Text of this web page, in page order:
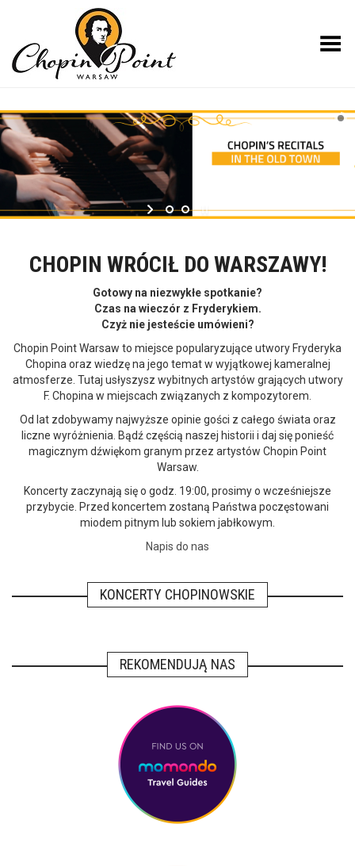
Toggle Menu
CHOPIN WRÓCIŁ DO WARSZAWY!
Gotowy na niezwykłe spotkanie?
Czas na wieczór z Fryderykiem.
Czyż nie jesteście umówieni?
Chopin Point Warsaw to miejsce popularyzujące utwory Fryderyka
Chopina oraz wiedzę na jego temat w wyjątkowej kameralnej
atmosferze. Tutaj usłyszysz wybitnych artystów grających utwory
F. Chopina w miejscach związanych z kompozytorem.
Od lat zdobywamy najwyższe opinie gości z całego świata oraz
liczne wyróżnienia. Bądź częścią naszej historii i daj się ponieść
magicznym dźwiękom granym przez artystów Chopin Point
Warsaw.
Koncerty zaczynają się o godz. 19:00, prosimy o wcześniejsze
przybycie. Przed koncertem zostaną Państwa poczęstowani
miodem pitnym lub sokiem jabłkowym.
Napis do nas
KONCERTY CHOPINOWSKIE
REKOMENDUJĄ NAS